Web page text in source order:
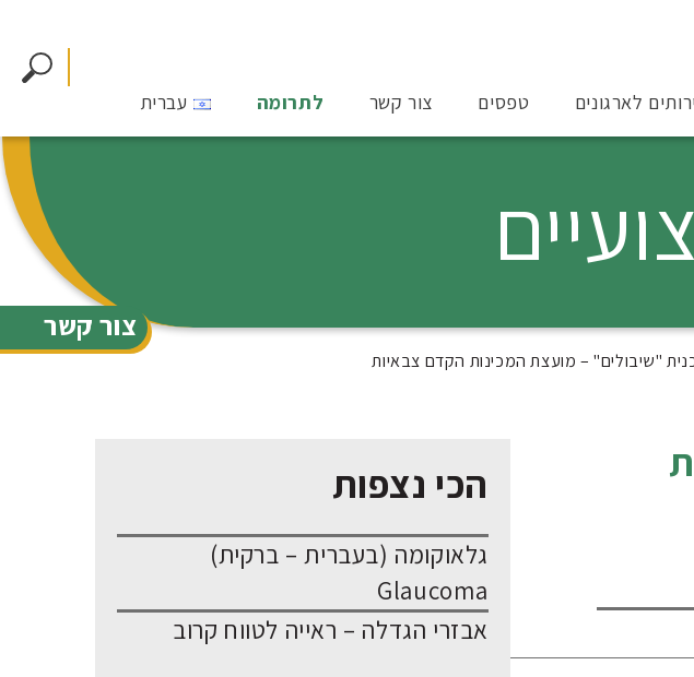
צור קשר
לארגונים טפסים צור קשר לתרומה עברית
"שיבולים" – מועצת המכינות הקדם צבאיות
הכי נצפות
גלאוקומה (בעברית – ברקית)
Glaucoma
אבזרי הגדלה – ראייה לטווח קרוב